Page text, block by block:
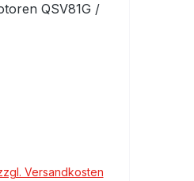
QSV81G /
Versandkosten